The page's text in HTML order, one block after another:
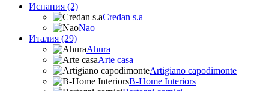
Испания (2)
Credan s.a
Nao
Италия (29)
Ahura
Arte casa
Artigiano capodimonte
B-Home Interiors